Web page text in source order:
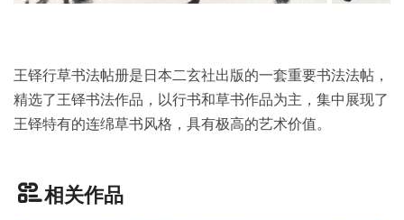
王铎行草书法帖册是日本二玄社出版的一套重要书法法帖，
精选了王铎书法作品，以行书和草书作品为主，集中展现了
王铎特有的连绵草书风格，具有极高的艺术价值。
相关作品
水
水
彩